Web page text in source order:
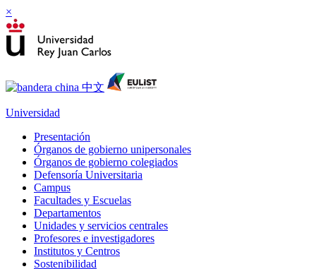
×
Universidad
Presentación
Órganos de gobierno unipersonales
Órganos de gobierno colegiados
Defensoría Universitaria
Campus
Facultades y Escuelas
Departamentos
Unidades y servicios centrales
Profesores e investigadores
Institutos y Centros
Sostenibilidad